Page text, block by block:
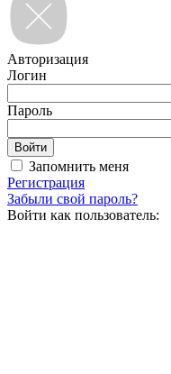
Авторизация
Логин
Пароль
Запомнить меня
Регистрация
Забыли свой пароль?
Войти как пользователь: